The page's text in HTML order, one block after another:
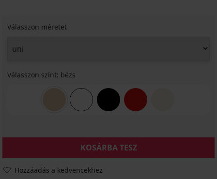
Válasszon méretet
Válasszon színt: bézs
KOSÁRBA TESZ
Hozzáadás a kedvencekhez